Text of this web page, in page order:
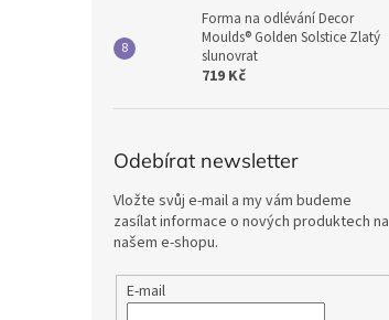
Forma na odlévání Decor
Moulds® Golden Solstice Zlatý
slunovrat
719 Kč
Odebírat newsletter
Vložte svůj e-mail a my vám budeme
zasílat informace o nových produktech na
našem e-shopu.
E-mail